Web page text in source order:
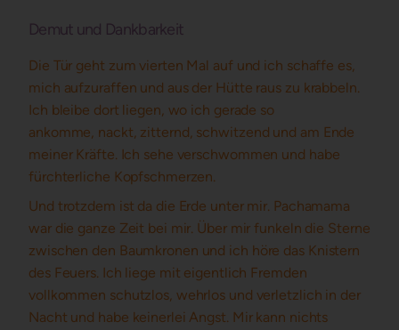
Demut und Dankbarkeit
Die Tür geht zum vierten Mal auf und ich schaffe es,
mich aufzuraffen und aus der Hütte raus zu krabbeln.
Ich bleibe dort liegen, wo ich gerade so
ankomme, nackt, zitternd, schwitzend und am Ende
meiner Kräfte. Ich sehe verschwommen und habe
fürchterliche Kopfschmerzen.
Und trotzdem ist da die Erde unter mir. Pachamama
war die ganze Zeit bei mir. Über mir funkeln die Sterne
zwischen den Baumkronen und ich höre das Knistern
des Feuers. Ich liege mit eigentlich Fremden
vollkommen schutzlos, wehrlos und verletzlich in der
Nacht und habe keinerlei Angst. Mir kann nichts